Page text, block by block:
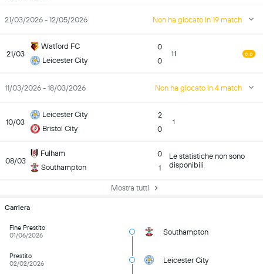
21/03/2026 - 12/05/2026 Non ha giocato in 19 match
21/03
Watford FC
Leicester City
0
0
11 6.6
11/03/2026 - 18/03/2026 Non ha giocato in 4 match
10/03
Leicester City
Bristol City
2
0
1
08/03
Fulham
Southampton
0
1
Le statistiche non sono
disponibili
Mostra tutti
Carriera
Fine Prestito
01/06/2026
Southampton
Prestito
02/02/2026
Leicester City